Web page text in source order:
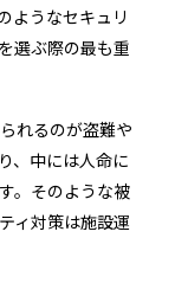
ようなセキュリ
選ぶ際の最も重
れるのが盗難や
、中には人命に
。そのような被
ィ対策は施設運